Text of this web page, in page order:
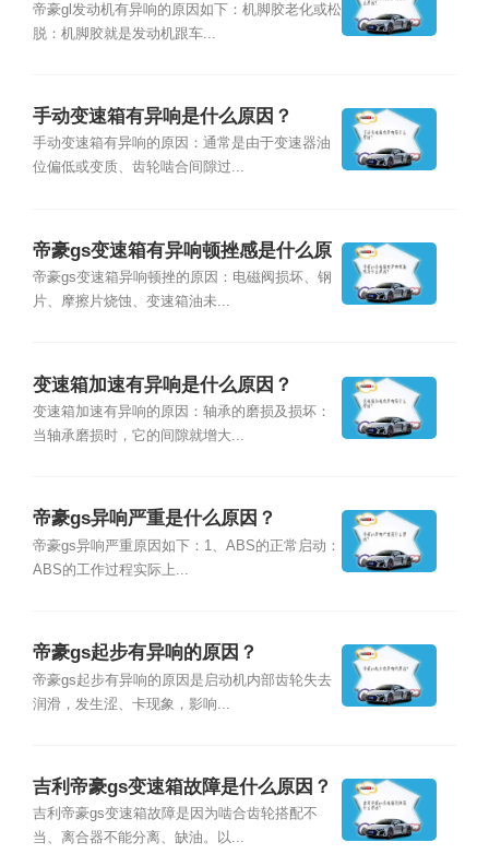
帝豪gl发动机有异响的原因如下：机脚胶老化或松
脱：机脚胶就是发动机跟车...
手动变速箱有异响是什么原因？
手动变速箱有异响的原因：通常是由于变速器油
位偏低或变质、齿轮啮合间隙过...
帝豪gs变速箱有异响顿挫感是什么原
因？
帝豪gs变速箱异响顿挫的原因：电磁阀损坏、钢
片、摩擦片烧蚀、变速箱油未...
变速箱加速有异响是什么原因？
变速箱加速有异响的原因：轴承的磨损及损坏：
当轴承磨损时，它的间隙就增大...
帝豪gs异响严重是什么原因？
帝豪gs异响严重原因如下：1、ABS的正常启动：
ABS的工作过程实际上...
帝豪gs起步有异响的原因？
帝豪gs起步有异响的原因是启动机内部齿轮失去
润滑，发生涩、卡现象，影响...
吉利帝豪gs变速箱故障是什么原因？
吉利帝豪gs变速箱故障是因为啮合齿轮搭配不
当、离合器不能分离、缺油。以...